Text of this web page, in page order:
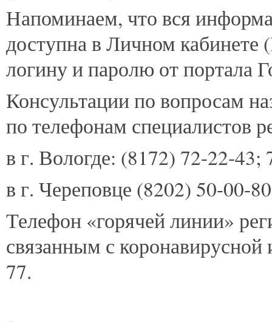
Напоминаем, что вся
доступна в Личном кабинете (
логину и паролю от портала
Консультации по вопросам
по телефонам специалистов
в г. Вологде: (8172) 72-22-
в г. Череповце (8202) 50-00-
Телефон «горячей линии»
связанным с
77.